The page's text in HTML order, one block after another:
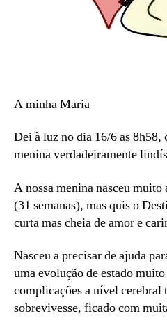
A minha Maria
Dei à luz no dia 16/6 as 8h58,
menina verdadeiramente
A nossa menina nasceu
(31 semanas), mas quis o
curta mas cheia de amor e
Nasceu a precisar de ajuda
uma evolução de estado
complicações a nível cerebral
sobrevivesse, ficado com